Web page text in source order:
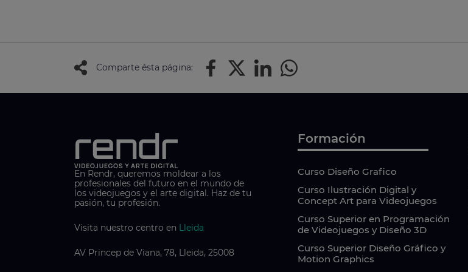
Comparte ésta página:
En Rendr, queremos moldear a los
profesionales del futuro en el mundo de
los videojuegos y el arte digital. Haz de tu
pasión, tu profesión.
Visita nuestro centro en Lleida
AV Princep de Viana, 78, Lleida, 25008
Formación
Curso Diseño Grafico
Curso Ilustración Digital y
Concept Art para Videojuegos
Curso Superior en Programación
de Videojuegos y Diseño 3D
Curso Superior Diseño Gráfico y
Motion Graphics